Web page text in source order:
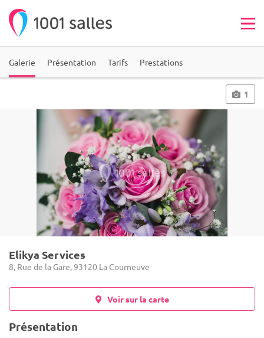
Galerie Présentation Tarifs Prestations
1
Elikya Services
8, Rue de la Gare, 93120 La Courneuve
Voir sur la carte
Présentation